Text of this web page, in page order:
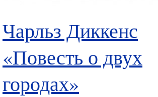
Чарльз Диккенс
«Повесть о двух
городах»